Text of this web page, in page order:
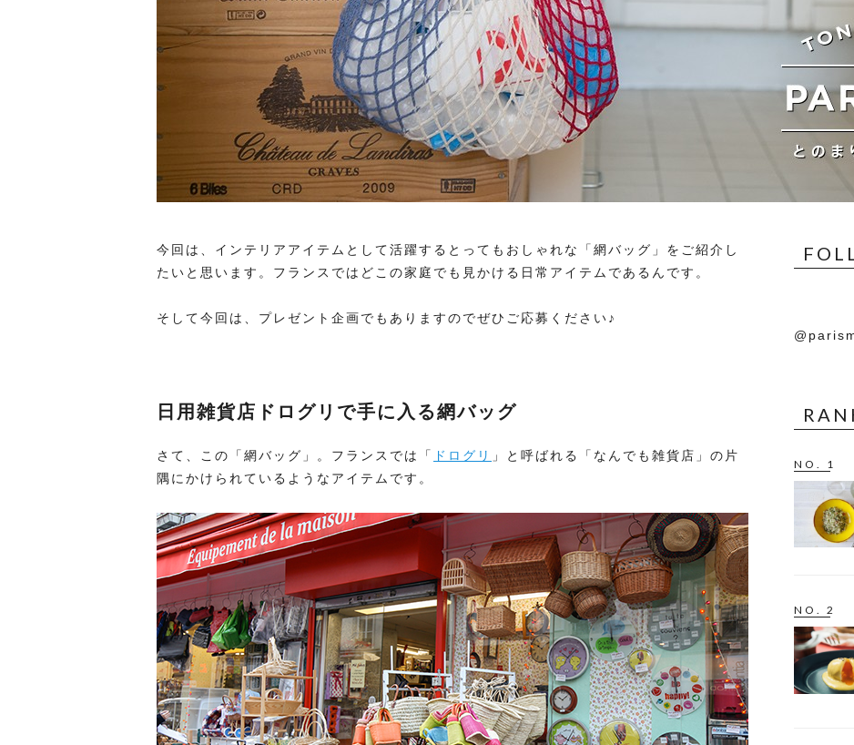
今回は、インテリアアイテムとして活躍するとってもおしゃれな「網バッグ」をご紹介し
たいと思います。フランスではどこの家庭でも見かける日常アイテムであるんです。
そして今回は、プレゼント企画でもありますのでぜひご応募ください♪
日用雑貨店ドログリで手に入る網バッグ
さて、この「網バッグ」。フランスでは「 ドログリ
」と呼ばれる「なんでも雑貨店」の片
隅にかけられているようなアイテムです。
NO. 1
NO. 2